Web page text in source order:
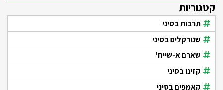
קטגוריות
תרבות בסיני
שנורקלים בסיני
שארם א-שייח'
קזינו בסיני
קאמפים בסיני